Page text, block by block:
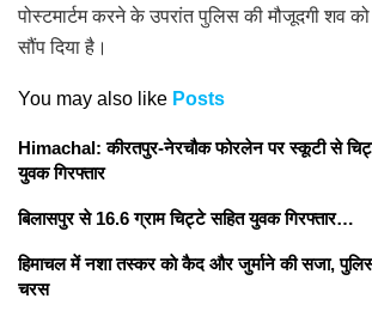
पोस्टमार्टम करने के उपरांत पुलिस की मौजूदगी शव
सौंप दिया है।
You may also like Posts
Himachal: कीरतपुर-नेरचौक फोरलेन पर स्कूटी से
युवक गिरफ्तार
बिलासपुर से 16.6 ग्राम चिट्टे सहित युवक गिरफ्तार…
हिमाचल में नशा तस्कर काे कैद और जुर्माने की सजा,
चरस